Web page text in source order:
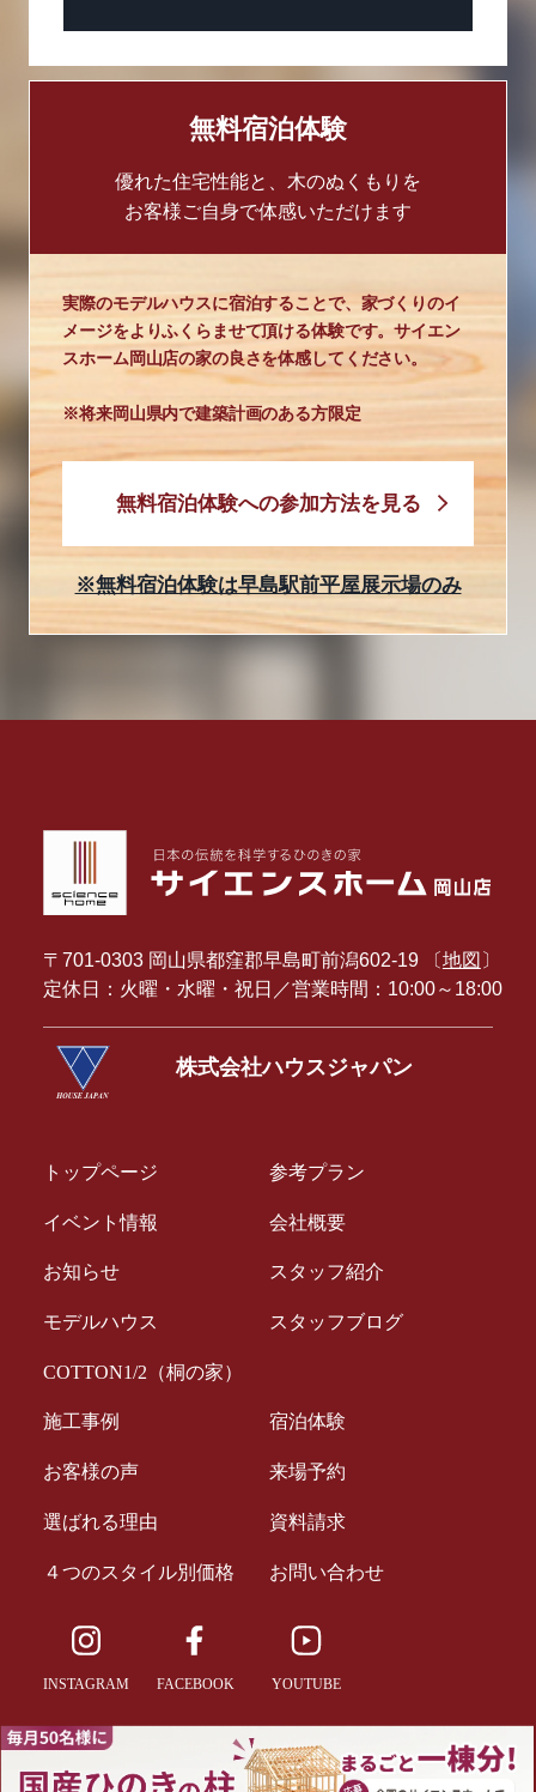
無料宿泊体験
優れた住宅性能と、木のぬくもりを
お客様ご自身で体感いただけます
実際のモデルハウスに宿泊することで、家づくりのイ
メージをよりふくらませて頂ける体験です。サイエン
スホーム岡山店の家の良さを体感してください。
※将来岡山県内で建築計画のある方限定
無料宿泊体験への参加方法を見る
※無料宿泊体験は早島駅前平屋展示場のみ
〒701-0303 岡山県都窪郡早島町前潟602-19 〔地図 〕
定休日：火曜・水曜・祝日／営業時間：10:00～18:00
株式会社ハウスジャパン
トップページ
イベント情報
お知らせ
モデルハウス
COTTON1/2（桐の家）
施工事例
お客様の声
選ばれる理由
４つのスタイル別価格
参考プラン
会社概要
スタッフ紹介
スタッフブログ
宿泊体験
来場予約
資料請求
お問い合わせ
INSTAGRAM FACEBOOK YOUTUBE
Copyright © 2022 Science home. All Rights Reserved.